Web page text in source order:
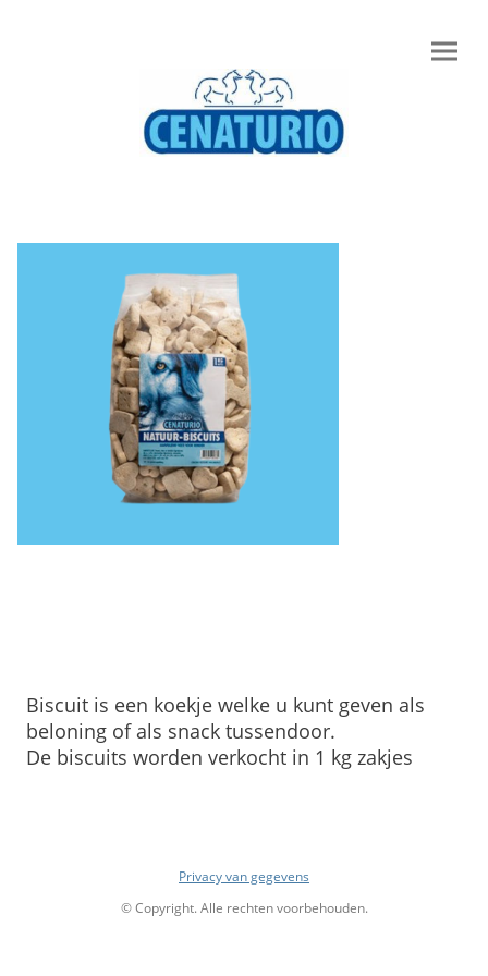
Biscuit is een koekje welke u kunt geven als
beloning of als snack tussendoor.
De biscuits worden verkocht in 1 kg zakjes
Privacy van gegevens
© Copyright. Alle rechten voorbehouden.